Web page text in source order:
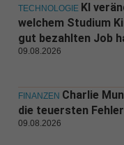
TECHNOLOGIE KI
welchem Studium
gut bezahlten Job
09.08.2026
FINANZEN Charlie
die teuersten
09.08.2026